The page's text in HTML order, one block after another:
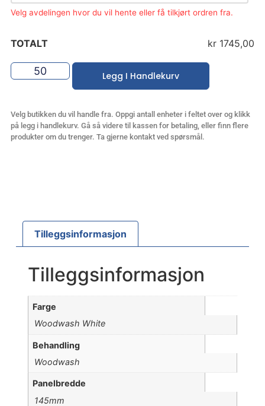
Velg avdelingen hvor du vil hente eller få tilkjørt ordren fra.
TOTALT kr 1745,00
Legg I Handlekurv
Velg butikken du vil handle fra. Oppgi antall enheter i feltet over og klikk
på legg i handlekurv. Gå så videre til kassen for betaling, eller finn flere
produkter om du trenger. Ta gjerne kontakt ved spørsmål.
Tilleggsinformasjon
Tilleggsinformasjon
Farge
Woodwash White
Behandling
Woodwash
Panelbredde
145mm